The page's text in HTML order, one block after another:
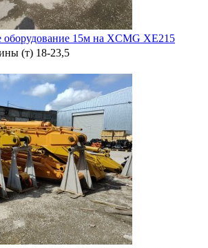
оборудование 15м на XCMG XE215
(т) 18-23,5